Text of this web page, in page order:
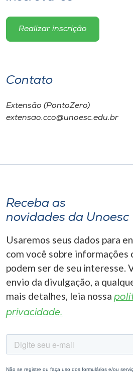
Realizar inscrição
Contato
Extensão (PontoZero)
extensao.cco@unoesc.edu.br
Receba as
novidades da Unoesc
Usaremos seus dados para
com você sobre informações
podem ser de seu interesse.
envio da divulgação, a
mais detalhes, leia nossa
privacidade.